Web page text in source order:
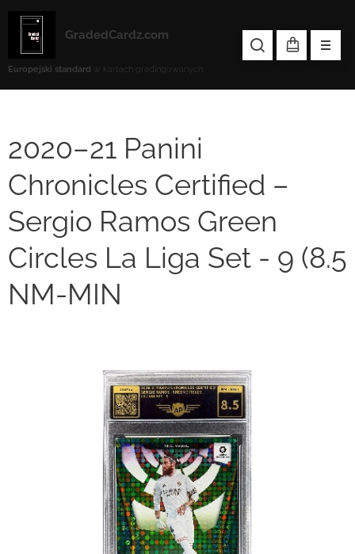
GradedCardz.com
Europejski standard w kartach gradingowanych
2020–21 Panini
Chronicles Certified –
Sergio Ramos Green
Circles La Liga Set - 9 (8.5
NM-MIN